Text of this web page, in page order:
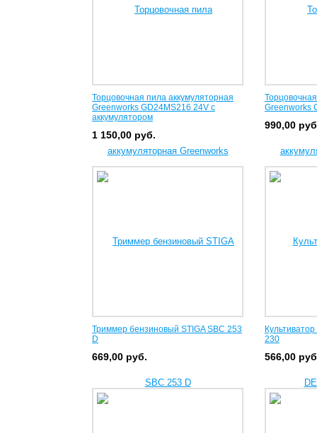
Торцовочная пила аккумуляторная
Greenworks GD24MS216 24V с
аккумулятором
1 150,00 руб.
Greenworks
990,00
Триммер бензиновый STIGA SBC 253
D
669,00 руб.
230
566,00